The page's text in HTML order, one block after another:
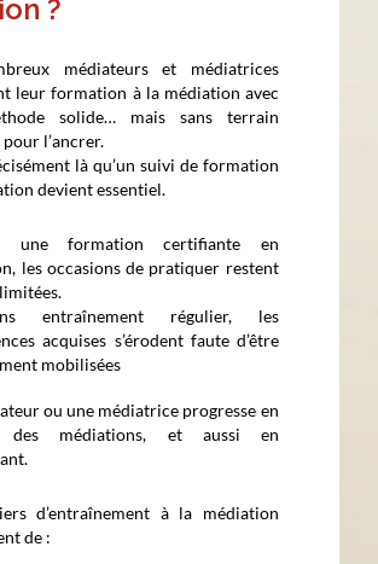
?
médiateurs et médiatrices
leur formation à la médiation avec
solide… mais sans terrain
l’ancrer.
là qu’un suivi de formation
devient essentiel.
une formation certifiante en
les occasions de pratiquer restent
entraînement régulier, les
acquises s’érodent faute d’être
mobilisées
ou une médiatrice progresse en
des médiations, et aussi en
d’entraînement à la médiation
de :